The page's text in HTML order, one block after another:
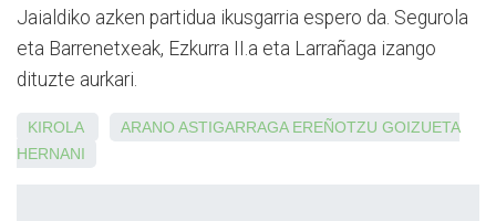
Jaialdiko azken partidua ikusgarria espero da. Segurola
eta Barrenetxeak, Ezkurra II.a eta Larrañaga izango
dituzte aurkari.
KIROLA ARANO ASTIGARRAGA EREÑOTZU GOIZUETA
HERNANI